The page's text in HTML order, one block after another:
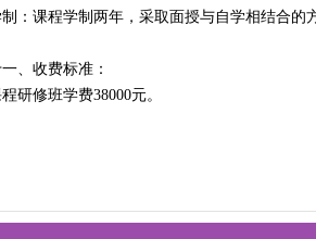
：课程学制两年，采取面授与自学相结合的
、收费标准：
研修班学费38000元。